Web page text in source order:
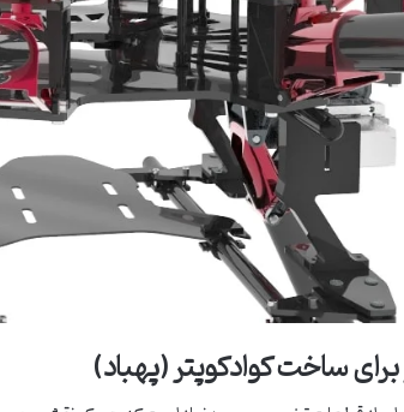
ساخت کوادکوپتر (پهباد)